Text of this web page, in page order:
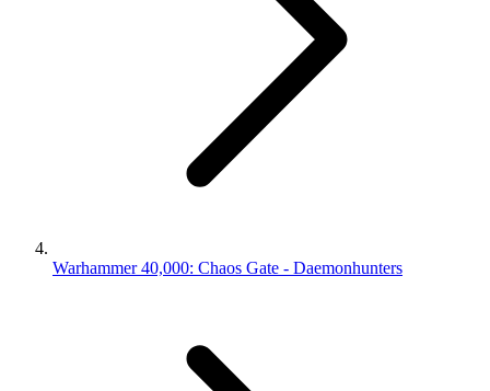
Warhammer 40,000: Chaos Gate - Daemonhunters